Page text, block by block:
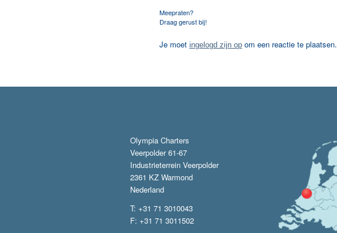
Meepraten?
Draag gerust bij!
Je moet ingelogd zijn op om een reactie te plaatsen.
Olympia Charters
Veerpolder 61-67
Industrieterrein Veerpolder
2361 KZ Warmond
Nederland
T: +31 71 3010043
F: +31 71 3011502